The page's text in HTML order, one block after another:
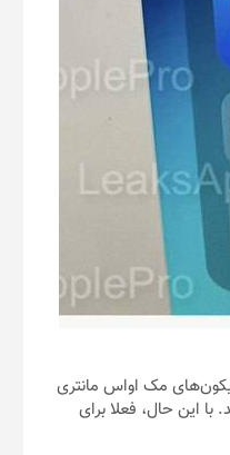
مک اواس مانتری
این حال، فعلا برای